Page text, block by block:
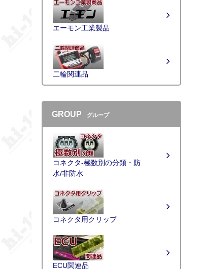
エーモン工業製品
二輪関連品
GROUP グループ
コネクタ-極数別の分類・防
水/非防水
コネクタ用クリップ
ECU関連品